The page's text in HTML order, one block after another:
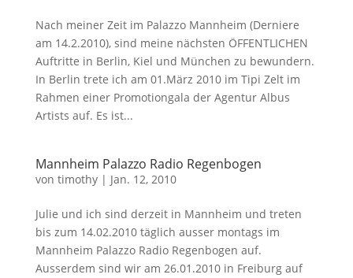
Nach meiner Zeit im Palazzo Mannheim (Derniere
am 14.2.2010), sind meine nächsten ÖFFENTLICHEN
Auftritte in Berlin, Kiel und München zu bewundern.
In Berlin trete ich am 01.März 2010 im Tipi Zelt im
Rahmen einer Promotiongala der Agentur Albus
Artists auf. Es ist...
Mannheim Palazzo Radio Regenbogen
von timothy| Jan. 12, 2010
Julie und ich sind derzeit in Mannheim und treten
bis zum 14.02.2010 täglich ausser montags im
Mannheim Palazzo Radio Regenbogen auf.
Ausserdem sind wir am 26.01.2010 in Freiburg auf